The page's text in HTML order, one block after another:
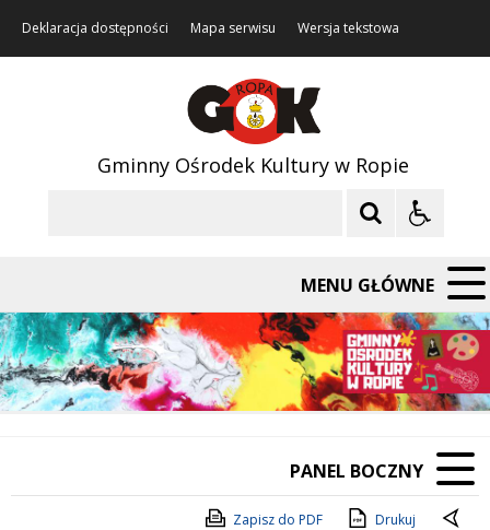
Deklaracja dostępności Mapa serwisu Wersja tekstowa
Gminny Ośrodek Kultury w Ropie
MENU GŁÓWNE
PANEL BOCZNY
Zapisz do PDF Drukuj